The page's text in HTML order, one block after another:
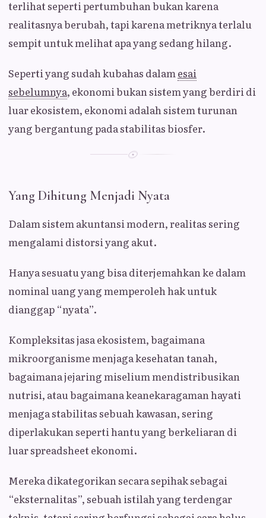
terlihat seperti pertumbuhan bukan karena
realitasnya berubah, tapi karena metriknya terlalu
sempit untuk melihat apa yang sedang hilang.
Seperti yang sudah kubahas dalam esai
sebelumnya, ekonomi bukan sistem yang berdiri di
luar ekosistem, ekonomi adalah sistem turunan
yang bergantung pada stabilitas biosfer.
Yang Dihitung Menjadi Nyata
Dalam sistem akuntansi modern, realitas sering
mengalami distorsi yang akut.
Hanya sesuatu yang bisa diterjemahkan ke dalam
nominal uang yang memperoleh hak untuk
dianggap “nyata”.
Kompleksitas jasa ekosistem, bagaimana
mikroorganisme menjaga kesehatan tanah,
bagaimana jejaring miselium mendistribusikan
nutrisi, atau bagaimana keanekaragaman hayati
menjaga stabilitas sebuah kawasan, sering
diperlakukan seperti hantu yang berkeliaran di
luar spreadsheet ekonomi.
Mereka dikategorikan secara sepihak sebagai
“eksternalitas”, sebuah istilah yang terdengar